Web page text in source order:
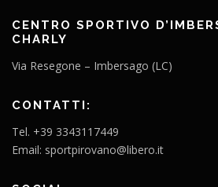
CENTRO SPORTIVO
CHARLY
Via Resegone – Imbersago (LC)
CONTATTI:
Tel. +39 3343117449
Email: sportpirovano@libero.it